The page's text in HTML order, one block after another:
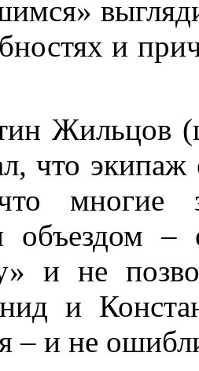
и
Жильцов
что экипаж
многие
объездом
и не
и
– и не